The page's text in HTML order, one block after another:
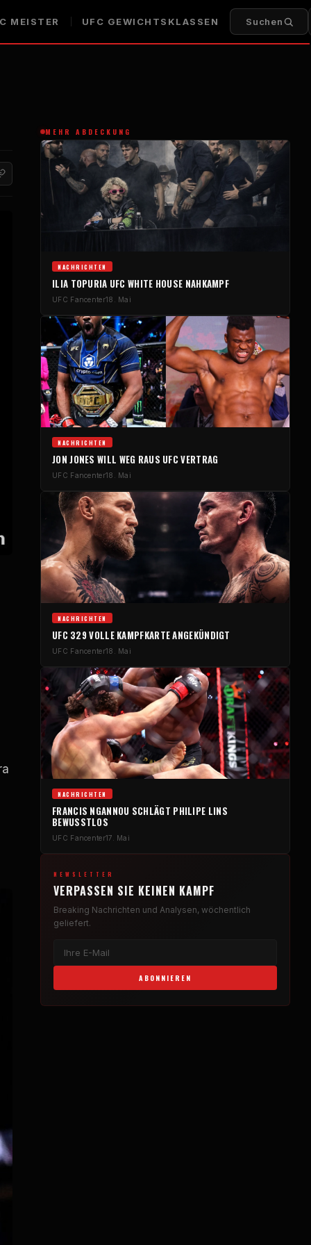
MEISTER UFC GEWICHTSKLASSEN Suchen
MEHR ABDECKUNG
NACHRICHTEN
ILIA TOPURIA UFC WHITE HOUSE NAHKAMPF
UFC Fancenter18. Mai
NACHRICHTEN
JON JONES WILL WEG RAUS UFC VERTRAG
UFC Fancenter18. Mai
NACHRICHTEN
UFC 329 VOLLE KAMPFKARTE ANGEKÜNDIGT
UFC Fancenter18. Mai
NACHRICHTEN
FRANCIS NGANNOU SCHLÄGT PHILIPE LINS
BEWUSSTLOS
UFC Fancenter17. Mai
NEWSLETTER
VERPASSEN SIE KEINEN KAMPF
Breaking Nachrichten und Analysen, wöchentlich
geliefert.
ABONNIEREN